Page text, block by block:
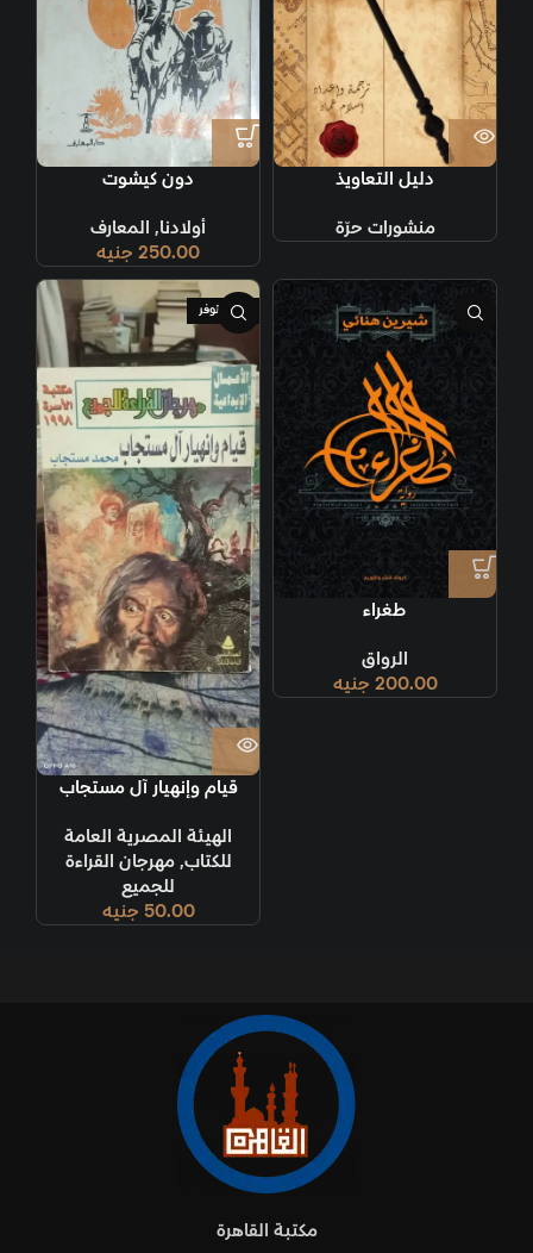
دليل التعاويذ
منشورات حرّة
دون كيشوت
أولادنا, المعارف
250.00 جنيه
طغراء
الرواق
200.00 جنيه
غير متوفر
قيام وإنهيار آل مستجاب
الهيئة المصرية العامة
للكتاب,مهرجان القراءة
للجميع
50.00 جنيه
مكتبة القاهرة